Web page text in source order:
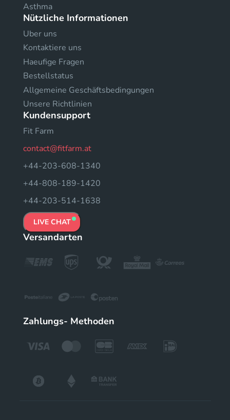
Asthma
Nützliche Informationen
Uber uns
Kontaktiere uns
Haeufige Fragen
Bestellstatus
Allgemeine Geschäftsbedingungen
Unsere Richtlinien
Kundensupport
Fit Farm
contact@fitfarm.at
+44-203-608-1340
+44-808-189-1420
+44-203-514-1638
LIVE CHAT
Versandarten
Zahlungs- Methoden